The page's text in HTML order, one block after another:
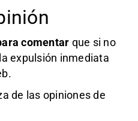
comentar que si no
expulsión inmediata
de las opiniones de